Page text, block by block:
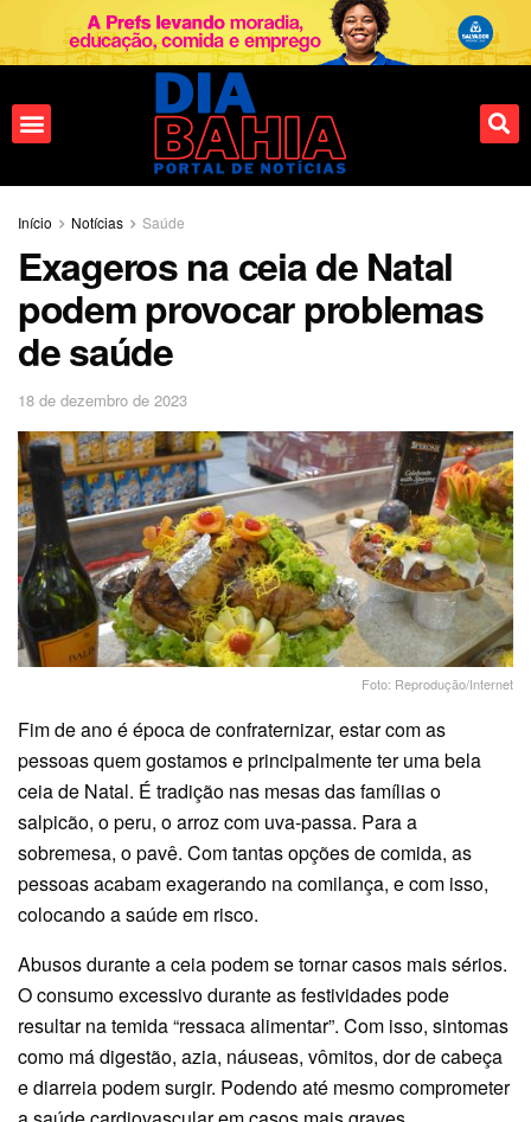
Início Notícias Saúde
Exageros na ceia de Natal
podem provocar problemas
de saúde
18 de dezembro de 2023
Foto: Reprodução/Internet
Fim de ano é época de confraternizar, estar com as
pessoas quem gostamos e principalmente ter uma bela
ceia de Natal. É tradição nas mesas das famílias o
salpicão, o peru, o arroz com uva-passa. Para a
sobremesa, o pavê. Com tantas opções de comida, as
pessoas acabam exagerando na comilança, e com isso,
colocando a saúde em risco.
Abusos durante a ceia podem se tornar casos mais sérios.
O consumo excessivo durante as festividades pode
resultar na temida “ressaca alimentar”. Com isso, sintomas
como má digestão, azia, náuseas, vômitos, dor de cabeça
e diarreia podem surgir. Podendo até mesmo comprometer